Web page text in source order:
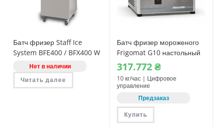
Батч фризер Staff Ice
System BFE400 / BFX400 W
Нет в наличии
Читать далее
Батч фризер мороженого
Frigomat G10 настольный
317.772₴
10 кг/час | Цифровое
управление
Предзаказ
Купить